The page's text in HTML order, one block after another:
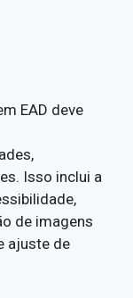
EAD deve
Isso inclui a
de imagens
ajuste de